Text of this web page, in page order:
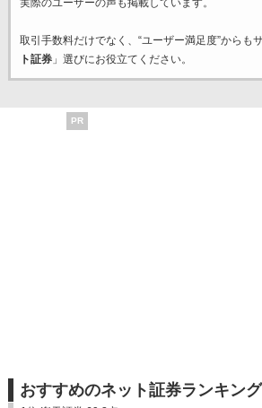
取引手数料だけでなく、“ユーザー満足度”からも
ト証券」選びにお役立てください。
PR
おすすめのネット証券ランキン